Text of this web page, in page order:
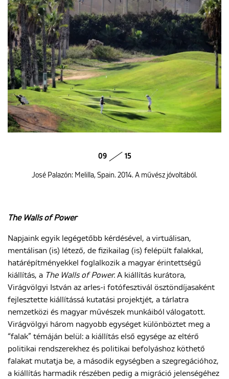
09 15
José Palazón: Melilla, Spain. 2014. A művész jóvoltából.
The Walls of Power
Napjaink egyik legégetőbb kérdésével, a virtuálisan,
mentálisan (is) létező, de fizikailag (is) felépült falakkal,
határépítményekkel foglalkozik a magyar érintettségű
kiállítás, a The Walls of Power. A kiállítás kurátora,
Virágvölgyi István az arles-i fotófesztivál ösztöndíjasaként
fejlesztette kiállítássá kutatási projektjét, a tárlatra
nemzetközi és magyar művészek munkáiból válogatott.
Virágvölgyi három nagyobb egységet különböztet meg a
“falak” témáján belül: a kiállítás első egysége az eltérő
politikai rendszerekhez és politikai befolyáshoz köthető
falakat mutatja be, a második egységben a szegregációhoz,
a kiállítás harmadik részében pedig a migráció jelenségéhez